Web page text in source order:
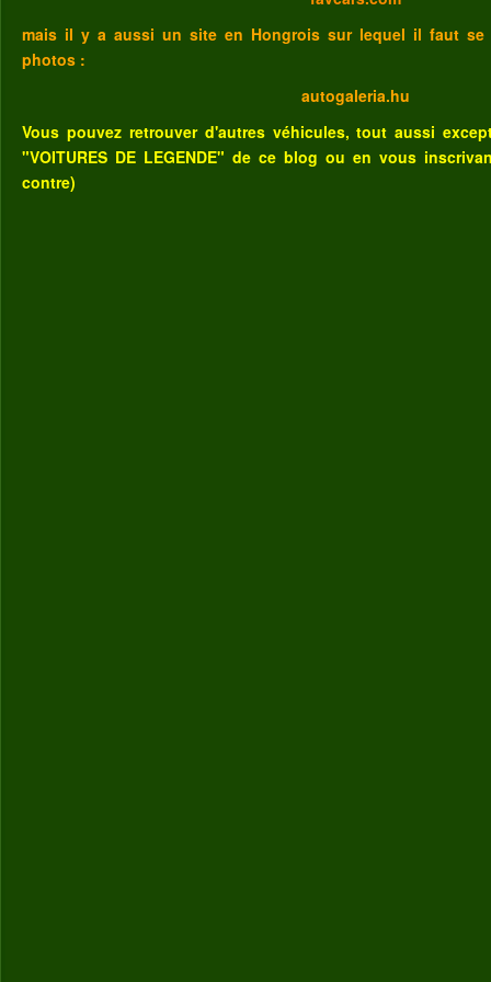
mais il y a aussi un site en Hongrois sur lequel il faut se
photos :
autogaleria.hu
Vous pouvez retrouver d'autres véhicules, tout aussi
"VOITURES DE LEGENDE" de ce blog ou en vous
contre)